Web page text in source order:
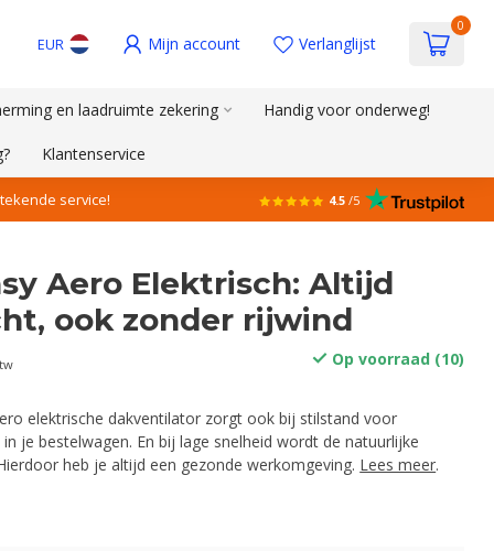
EUR Mijn account Verlanglijst
0
en laadruimte zekering Handig voor onderweg!
Klantenservice
service! 4.5 /5
Aero Elektrisch: Altijd
ook zonder rijwind
Op voorraad (10)
elektrische dakventilator zorgt ook bij stilstand voor
je bestelwagen. En bij lage snelheid wordt de natuurlijke
heb je altijd een gezonde werkomgeving. Lees meer.